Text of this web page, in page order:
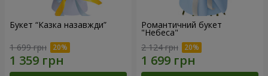
Букет “Казка назавжди”
1 699 грн
Романтичний букет
"Небеса"
2 124 грн